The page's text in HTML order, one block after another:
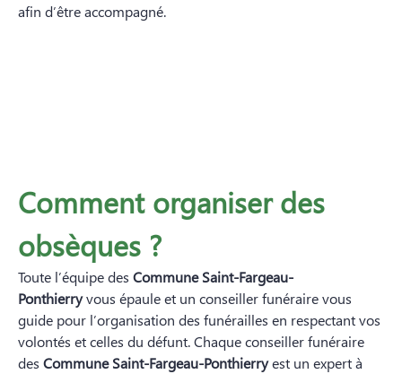
afin d’être accompagné.
Comment organiser des
obsèques ?
Toute l’équipe des Commune Saint-Fargeau-
Ponthierryvous épaule et un conseiller funéraire vous
guide pour l’organisation des funérailles en respectant vos
volontés et celles du défunt. Chaque conseiller funéraire
des Commune Saint-Fargeau-Ponthierryest un expert à